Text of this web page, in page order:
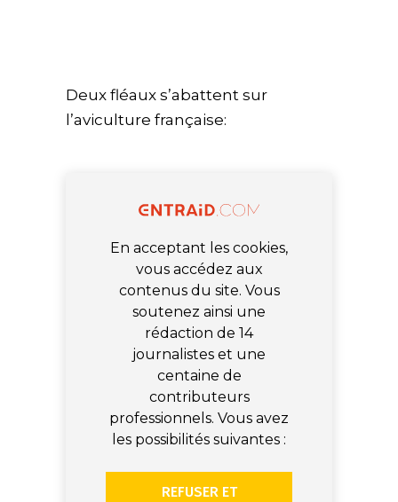
Deux fléaux s’abattent sur
l’aviculture française:
En acceptant les cookies,
vous accédez aux
contenus du site. Vous
soutenez ainsi une
rédaction de 14
journalistes et une
centaine de
contributeurs
professionnels. Vous avez
les possibilités suivantes :
REFUSER ET